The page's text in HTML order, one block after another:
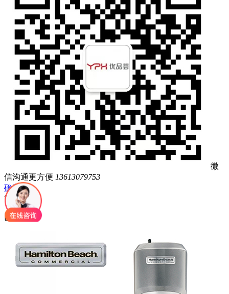
微
信沟通更方便 13613079753
确定
筛选产品
已选择